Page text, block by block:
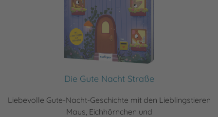
Die Gute Nacht Straße
Liebevolle Gute-Nacht-Geschichte mit den Lieblingstieren
Maus, Eichhörnchen und